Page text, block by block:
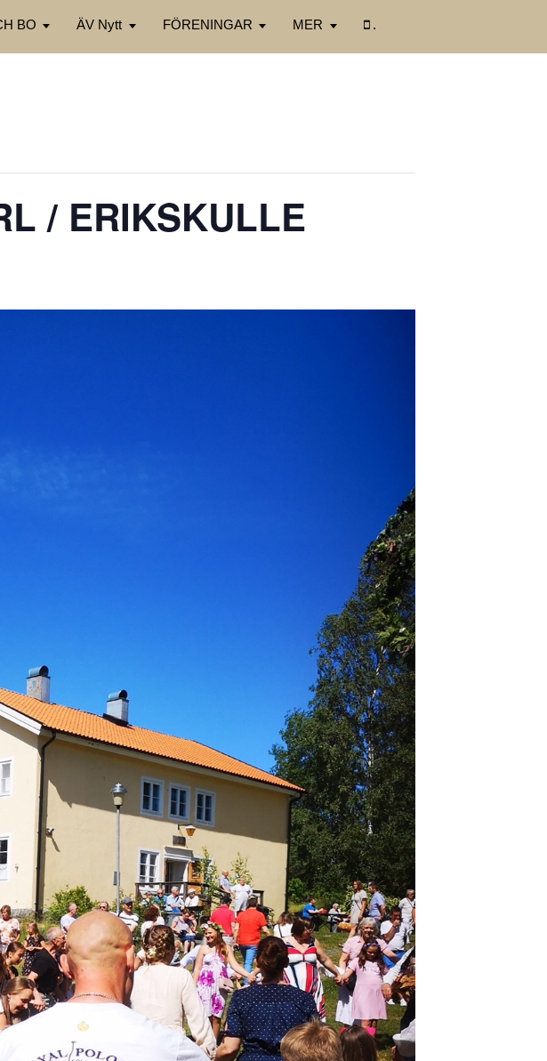
BO ÄV Nytt FÖRENINGAR MER .
/ ERIKSKULLE